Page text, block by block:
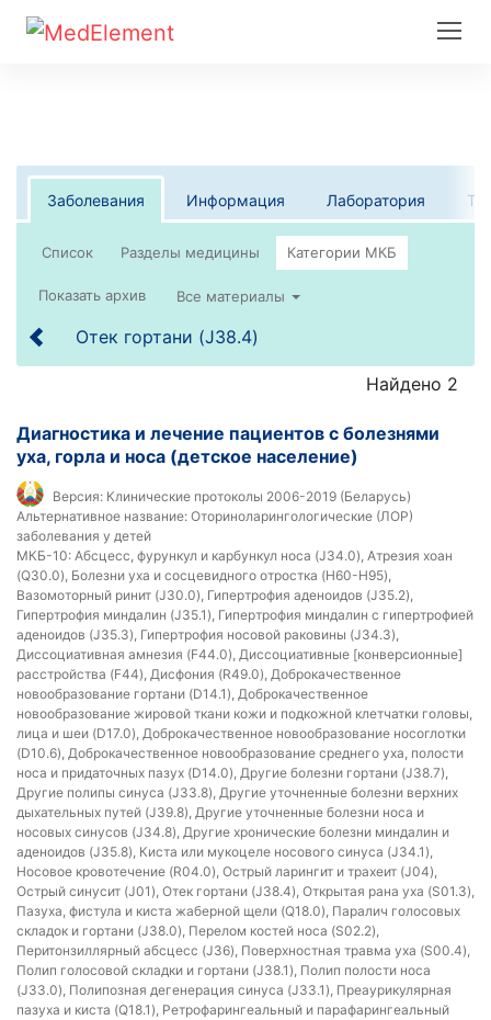
Заболевания Информация Лаборатория
Список
Все материалы
Отек гортани (J38.4)
Найдено 2
Диагностика и лечение пациентов с болезнями
уха, горла и носа (детское население)
Версия: Клинические протоколы 2006-2019 (Беларусь)
Альтернативное название: Оториноларингологические (ЛОР)
заболевания у детей
МКБ-10: Абсцесс, фурункул и карбункул носа (J34.0), Атрезия хоан
(Q30.0), Болезни уха и сосцевидного отростка (H60-H95),
Вазомоторный ринит (J30.0), Гипертрофия аденоидов (J35.2),
Гипертрофия миндалин (J35.1), Гипертрофия миндалин с гипертрофией
аденоидов (J35.3), Гипертрофия носовой раковины (J34.3),
Диссоциативная амнезия (F44.0), Диссоциативные [конверсионные]
расстройства (F44), Дисфония (R49.0), Доброкачественное
новообразование гортани (D14.1), Доброкачественное
новообразование жировой ткани кожи и подкожной клетчатки головы,
лица и шеи (D17.0), Доброкачественное новообразование носоглотки
(D10.6), Доброкачественное новообразование среднего уха, полости
носа и придаточных пазух (D14.0), Другие болезни гортани (J38.7),
Другие полипы синуса (J33.8), Другие уточненные болезни верхних
дыхательных путей (J39.8), Другие уточненные болезни носа и
носовых синусов (J34.8), Другие хронические болезни миндалин и
аденоидов (J35.8), Киста или мукоцеле носового синуса (J34.1),
Носовое кровотечение (R04.0), Острый ларингит и трахеит (J04),
Острый синусит (J01), Отек гортани (J38.4), Открытая рана уха (S01.3),
Пазуха, фистула и киста жаберной щели (Q18.0), Паралич голосовых
складок и гортани (J38.0), Перелом костей носа (S02.2),
Перитонзиллярный абсцесс (J36), Поверхностная травма уха (S00.4),
Полип голосовой складки и гортани (J38.1), Полип полости носа
(J33.0), Полипозная дегенерация синуса (J33.1), Преаурикулярная
пазуха и киста (Q18.1), Ретрофарингеальный и парафарингеальный